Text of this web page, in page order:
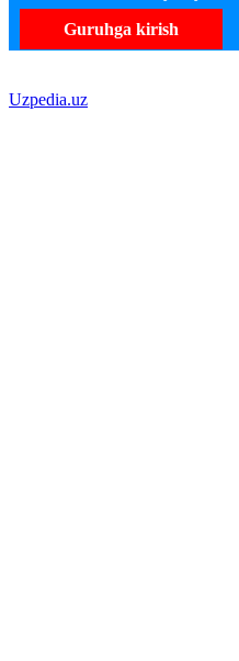
Guruhga kirish
Uzpedia.uz